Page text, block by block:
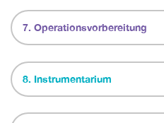
7. Operationsvorbereitung
8. Instrumentarium